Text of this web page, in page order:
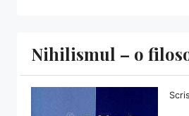
Nihilismul – o